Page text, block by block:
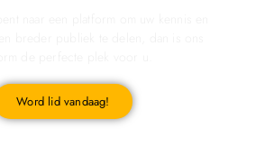
Word lid vandaag!